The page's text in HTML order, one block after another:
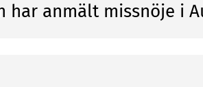
har anmält missnöje i